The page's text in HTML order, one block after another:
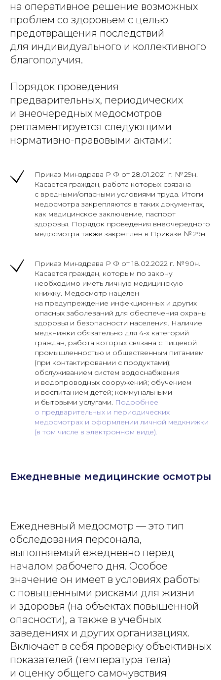
на оперативное решение возможных
проблем со здоровьем с целью
предотвращения последствий
для индивидуального и коллективного
благополучия.
Порядок проведения
предварительных, периодических
и внеочередных медосмотров
регламентируется следующими
нормативно-правовыми актами:
Приказ Минздрава Р Ф от 28.01.2021 г. № 29н.
Касается граждан, работа которых связана
с вредными/опасными условиями труда. Итоги
медосмотра закрепляются в таких документах,
как медицинское заключение, паспорт
здоровья. Порядок проведения внеочередного
медосмотра также закреплен в Приказе № 29н.
Приказ Минздрава Р Ф от 18.02.2022 г. № 90н.
Касается граждан, которым по закону
необходимо иметь личную медицинскую
книжку. Медосмотр нацелен
на предупреждение инфекционных и других
опасных заболеваний для обеспечения охраны
здоровья и безопасности населения. Наличие
медкнижки обязательно для 4-х категорий
граждан, работа которых связана с пищевой
промышленностью и общественным питанием
(при контактировании с продуктами);
обслуживанием систем водоснабжения
и водопроводных сооружений; обучением
и воспитанием детей; коммунальными
и бытовыми услугами. Подробнее
о предварительных и периодических
медосмотрах и оформлении личной медкнижки
(в том числе в электронном виде).
Ежедневные медицинские осмотры
Ежедневный медосмотр — это тип
обследования персонала,
выполняемый ежедневно перед
началом рабочего дня. Особое
значение он имеет в условиях работы
с повышенными рисками для жизни
и здоровья (на объектах повышенной
опасности), а также в учебных
заведениях и других организациях.
Включает в себя проверку объективных
показателей (температура тела)
и оценку общего самочувствия